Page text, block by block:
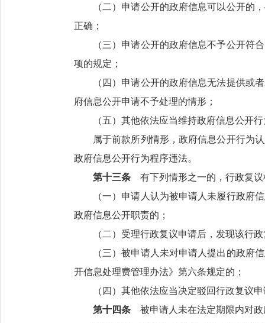
（二）申请公开的政府信息可以公开的
正确；
（三）申请公开的政府信息不予公开符
项的规定；
（四）申请公开的政府信息无法提供或
府信息公开申请不予处理的情形；
（五）其他依法应当维持政府信息公开
属于前款所列情形，政府信息公开行为
政府信息公开行为程序违法。
第十三条 有下列情形之一的，行政复
（一）申请人认为被申请人未履行政府
政府信息公开职责的；
（二）受理行政复议申请后，发现该行
（三）被申请人未对申请人提出的政府
开信息处理费管理办法》第六条规定的；
（四）其他依法应当决定驳回行政复议
第十四条 被申请人未在法定期限内对政